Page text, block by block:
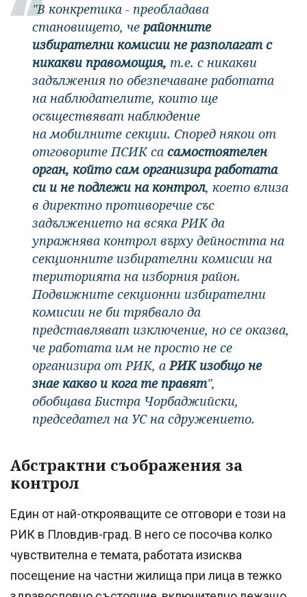
"В конкретика - преобладава
становището, че районните
избирателни комисии не разполагат с
никакви правомощия, т.е. с никакви
задължения по обезпечаване работата
на наблюдателите, които ще
осъществяват наблюдение
на мобилните секции. Според някои от
отговорите ПСИК са самостоятелен
орган, който сам организира работата
си и не подлежи на контрол, което влиза
в директно противоречие със
задължението на всяка РИК да
упражнява контрол върху дейността на
секционните избирателни комисии на
територията на изборния район.
Подвижните секционни избирателни
комисии не би трябвало да
представляват изключение, но се оказва,
че работата им не просто не се
организира от РИК, аРИК изобщо не
знае какво и кога те правят",
обобщава Бистра Чорбаджийски,
председател на УС на сдружението.
Абстрактни съображения за
контрол
Един от най-открояващите се отговори е този на
РИК в Пловдив-град. В него се посочва колко
чувствителна е темата, работата изисква
посещение на частни жилища при лица в тежко